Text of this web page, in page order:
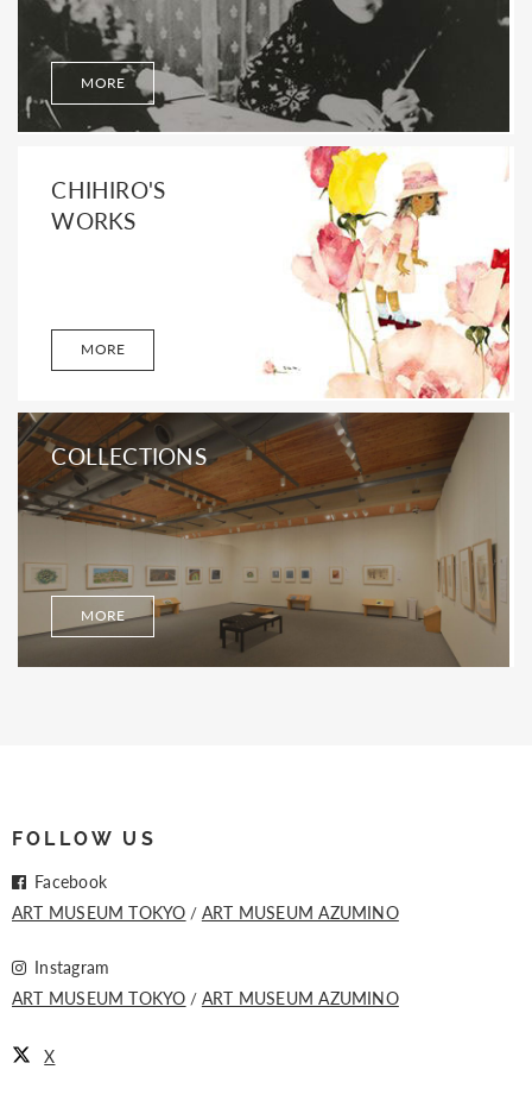
MORE
CHIHIRO'S
WORKS
MORE
COLLECTIONS
MORE
FOLLOW US
Facebook
ART MUSEUM TOKYO
ART MUSEUM AZUMINO
Instagram
ART MUSEUM TOKYO
ART MUSEUM AZUMINO
X